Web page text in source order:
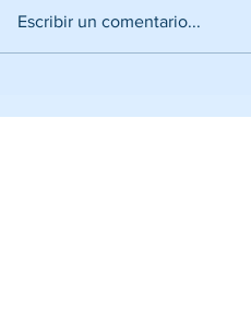
Escribir un comentario...